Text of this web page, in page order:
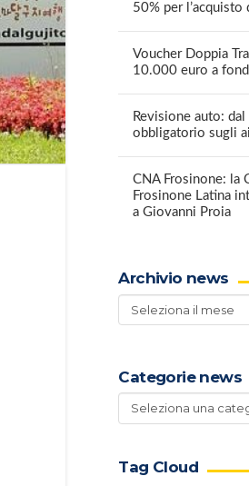
50% per
Voucher Doppia
10.000 euro a
Revisione auto:
obbligatorio sugli
CNA Frosinone: la
Frosinone Latina
a Giovanni Proia
Archivio news
Archivio
news
Categorie news
Categorie
news
Tag Cloud